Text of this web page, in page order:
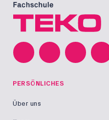
PERSÖNLICHES
Über uns